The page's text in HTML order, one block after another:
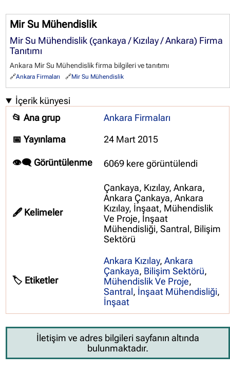
Mir Su Mühendislik
Mir Su Mühendislik (çankaya / Kızılay / Ankara) Firma
Tanıtımı
Ankara Mir Su Mühendislik firma bilgileri ve tanıtımı
Ankara Firmaları Mir Su Mühendislik
İçerik künyesi
📂 Ana grup
Ankara Firmaları
📅 Yayınlama 24 Mart 2015
👁️‍🗨️ Görüntülenme 6069 kere görüntülendi
🖋️ Kelimeler
Çankaya, Kızılay, Ankara,
Ankara Çankaya, Ankara
Kızılay, İnşaat, Mühendislik
Ve Proje, İnşaat
Mühendisliği, Santral, Bilişim
Sektörü
🏷️ Etiketler
Ankara Kızılay,Ankara
Çankaya, Bilişim Sektörü,
Mühendislik Ve Proje,
Santral , İnşaat Mühendisliği,
İnşaat
İletişim ve adres bilgileri sayfanın altında
bulunmaktadır.